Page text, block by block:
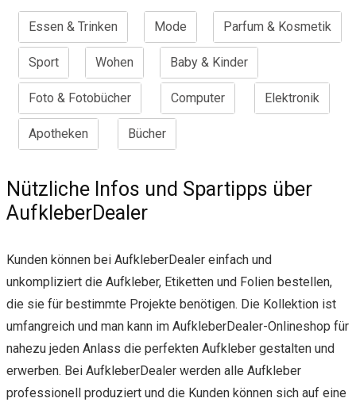
Essen & Trinken Mode Parfum & Kosmetik
Sport Wohen Baby & Kinder
Foto & Fotobücher Computer Elektronik
Apotheken Bücher
Nützliche Infos und Spartipps über
AufkleberDealer
Kunden können bei AufkleberDealer einfach und
unkompliziert die Aufkleber, Etiketten und Folien bestellen,
die sie für bestimmte Projekte benötigen. Die Kollektion ist
umfangreich und man kann im AufkleberDealer-Onlineshop für
nahezu jeden Anlass die perfekten Aufkleber gestalten und
erwerben. Bei AufkleberDealer werden alle Aufkleber
professionell produziert und die Kunden können sich auf eine